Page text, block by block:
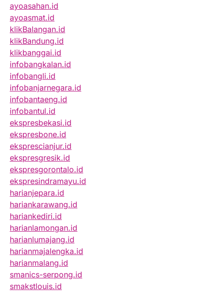
ayoasahan.id
ayoasmat.id
klikBalangan.id
klikBandung.id
klikbanggai.id
infobangkalan.id
infobangli.id
infobanjarnegara.id
infobantaeng.id
infobantul.id
ekspresbekasi.id
ekspresbone.id
eksprescianjur.id
ekspresgresik.id
ekspresgorontalo.id
ekspresindramayu.id
harianjepara.id
hariankarawang.id
hariankediri.id
harianlamongan.id
harianlumajang.id
harianmajalengka.id
harianmalang.id
smanics-serpong.id
smakstlouis.id